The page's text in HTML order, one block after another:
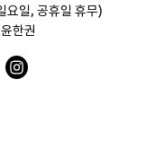
일, 공휴일 휴무)
한권